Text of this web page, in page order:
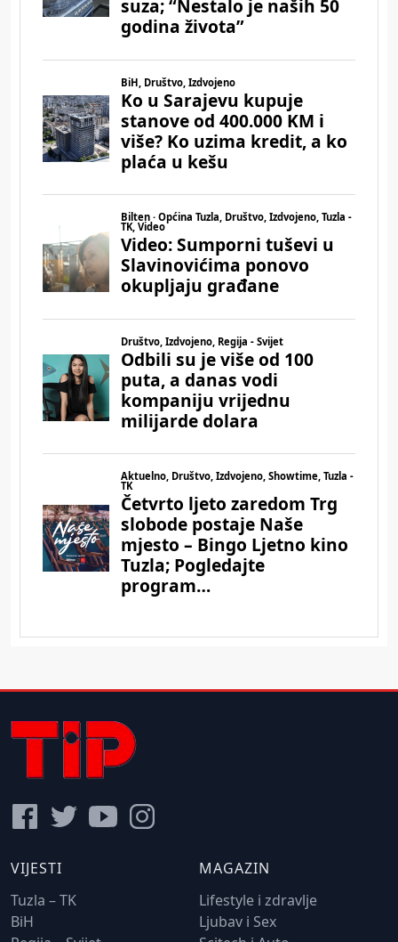
VIJESTI
Tuzla – TK
BiH
MAGAZIN
Lifestyle i zdravlje
Ljubav i Sex